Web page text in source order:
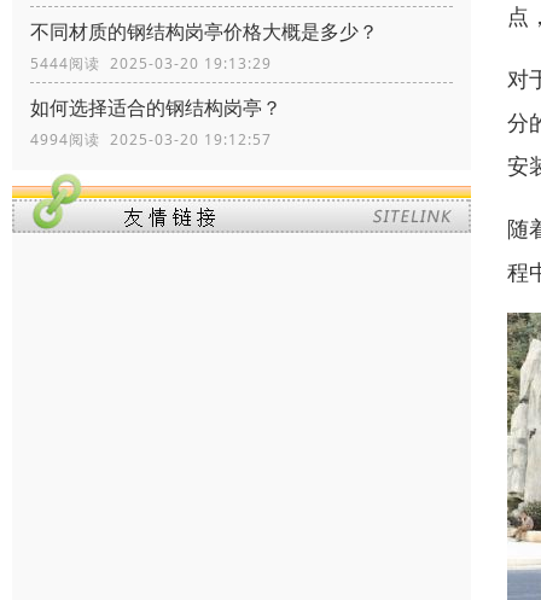
不同材质的钢结构岗亭价格大概是多少？
5444阅读 2025-03-20 19:13:29
如何选择适合的钢结构岗亭？
4994阅读 2025-03-20 19:12:57
点
对
分
安
随
程